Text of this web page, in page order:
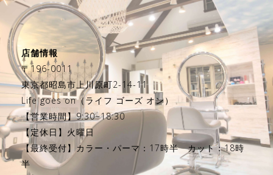
店舗情報
〒196-0011
東京都昭島市上川原町2-14-11
Life goes on（ライフ ゴーズ オン）
【営業時間】9:30~18:30
【定休日】火曜日
【最終受付】カラー・パーマ：17時半 カット：18時
半